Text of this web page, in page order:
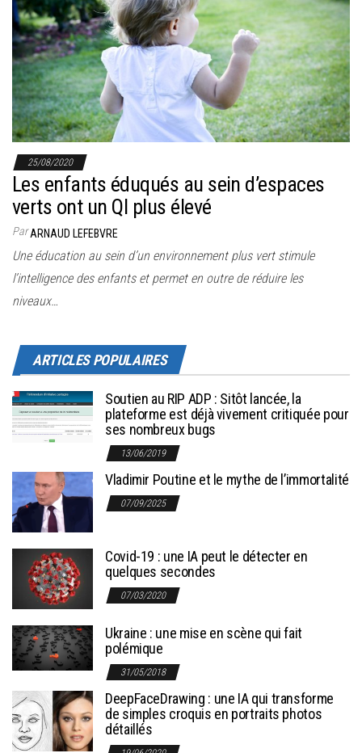
l
a
n
a
v
i
25/08/2020
Les enfants éduqués au sein d’espaces
verts ont un QI plus élevé
ParARNAUD LEFEBVRE
Une éducation au sein d’un environnement plus vert stimule
l’intelligence des enfants et permet en outre de réduire les
niveaux…
ARTICLES POPULAIRES
Soutien au RIP ADP : Sitôt lancée, la
plateforme est déjà vivement critiquée pour
ses nombreux bugs
13/06/2019
Vladimir Poutine et le mythe de l’immortalité
07/09/2025
Covid-19 : une IA peut le détecter en
quelques secondes
07/03/2020
Ukraine : une mise en scène qui fait
polémique
31/05/2018
DeepFaceDrawing : une IA qui transforme
de simples croquis en portraits photos
détaillés